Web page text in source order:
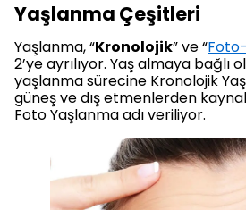
Yaşlanma Çeşitleri
Yaşlanma, “Kronolojik” ve “
2’ye ayrılıyor. Yaş almaya bağlı
yaşlanma sürecine Kronolojik
güneş ve dış etmenlerden
Foto Yaşlanma adı veriliyor.